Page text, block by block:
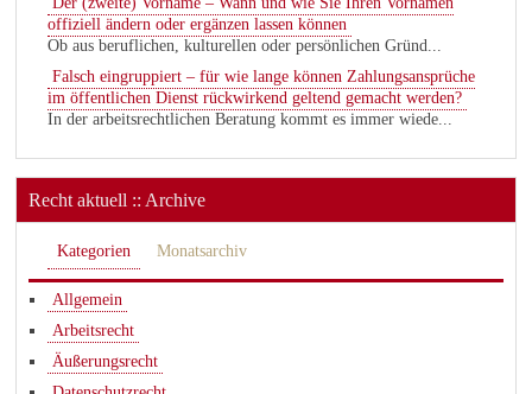
offiziell ändern oder ergänzen lassen können
Ob aus beruflichen, kulturellen oder persönlichen Gründ...
Falsch eingruppiert – für wie lange können Zahlungsansprüche
im öffentlichen Dienst rückwirkend geltend gemacht werden?
In der arbeitsrechtlichen Beratung kommt es immer wiede...
Recht aktuell :: Archive
Kategorien Monatsarchiv
Allgemein
Arbeitsrecht
Äußerungsrecht